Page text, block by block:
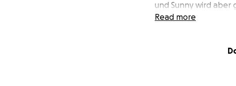
und Sunny wird aber
Read more